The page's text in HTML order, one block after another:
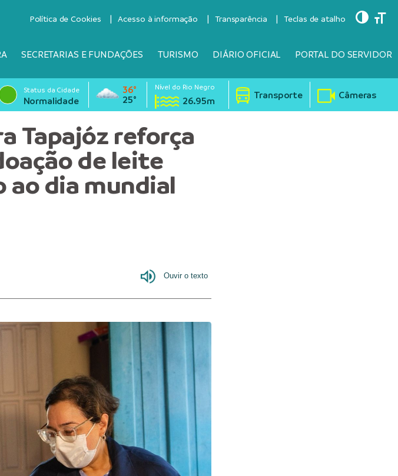
Política de Cookies Acesso à informação Transparência Teclas de atalho
SECRETARIAS E FUNDAÇÕES TURISMO DIÁRIO OFICIAL PORTAL DO SERVIDOR
Status da Cidade
Normalidade
36°
25°
Nível do Rio Negro
26.95m Transporte Câmeras
Tapajóz reforça
de leite
ao dia mundial